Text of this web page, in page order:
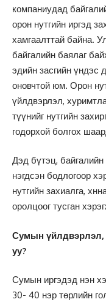
компаниудад
орон нутгийн иргэд
хамгаалттай байна.
байгалийн баялаг
эдийн засгийн үндэс
оновчтой юм. Орон
үйлдвэрлэл,
түүнийг нутгийн
годорхой болгох
Дэд бүтэц,
нэгдсэн бодлогоор
нутгийн захиалга,
оролцоог тусган
Сумын үйлдвэрлэл,
уу?
Сумын иргэдэд нэн
30- 40 нэр төрлийн